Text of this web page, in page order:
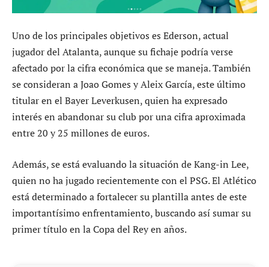
Uno de los principales objetivos es Ederson, actual
jugador del Atalanta, aunque su fichaje podría verse
afectado por la cifra económica que se maneja. También
se consideran a Joao Gomes y Aleix García, este último
titular en el Bayer Leverkusen, quien ha expresado
interés en abandonar su club por una cifra aproximada
entre 20 y 25 millones de euros.
Además, se está evaluando la situación de Kang-in Lee,
quien no ha jugado recientemente con el PSG. El Atlético
está determinado a fortalecer su plantilla antes de este
importantísimo enfrentamiento, buscando así sumar su
primer título en la Copa del Rey en años.